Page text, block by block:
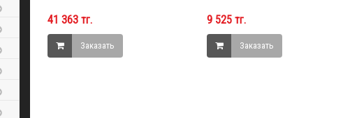
41 363 тг.
Заказать
9 525 тг.
Заказать